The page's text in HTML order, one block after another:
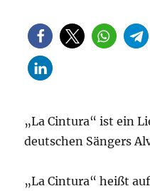
„La Cintura“ ist ein
deutschen Sängers
„La Cintura“ heißt